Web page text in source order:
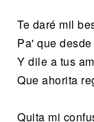
Te daré mil
Pa' que
Y dile a tus
Que ahorita
Quita mi